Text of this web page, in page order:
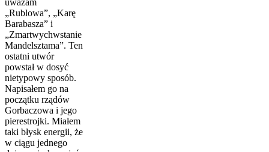
uważam
„Rublowa”, „Karę
Barabasza” i
„Zmartwychwstanie
Mandelsztama”. Ten
ostatni utwór
powstał w dosyć
nietypowy sposób.
Napisałem go na
początku rządów
Gorbaczowa i jego
pierestrojki. Miałem
taki błysk energii, że
w ciągu jednego